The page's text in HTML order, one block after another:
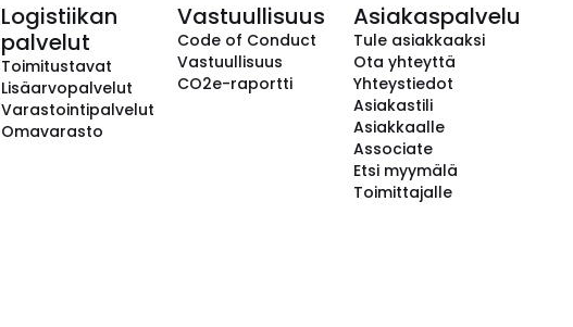
Logistiikan
palvelut
Toimitustavat
Lisäarvopalvelut
Varastointipalvelut
Omavarasto
Vastuullisuus
Code of Conduct
Vastuullisuus
CO2e-raportti
Asiakaspalvelu
Tule asiakkaaksi
Ota yhteyttä
Yhteystiedot
Asiakastili
Asiakkaalle
Associate
Etsi myymälä
Toimittajalle